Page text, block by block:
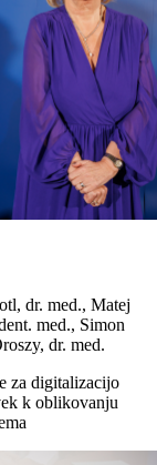
dr. med., Matej
med., Simon
dr. med.
za digitalizacijo
k oblikovanju